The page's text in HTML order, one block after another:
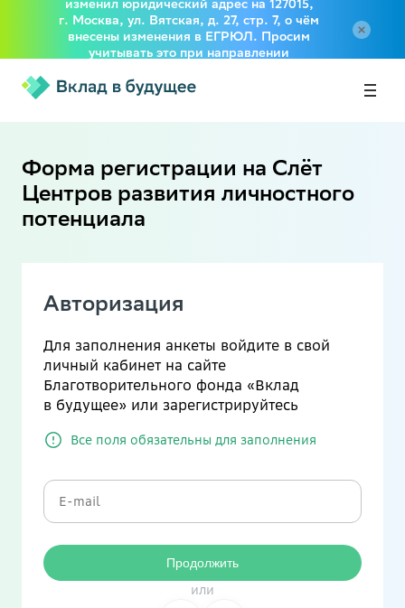
изменил юридический адрес на 127015,
г. Москва, ул. Вятская, д. 27, стр. 7, о чём
внесены изменения в ЕГРЮЛ. Просим
учитывать это при направлении
Форма регистрации на Слёт
Центров развития личностного
потенциала
Авторизация
Для заполнения анкеты войдите в свой
личный кабинет на сайте
Благотворительного фонда «Вклад
в будущее» или зарегистрируйтесь
Все поля обязательны для заполнения
Продолжить
или